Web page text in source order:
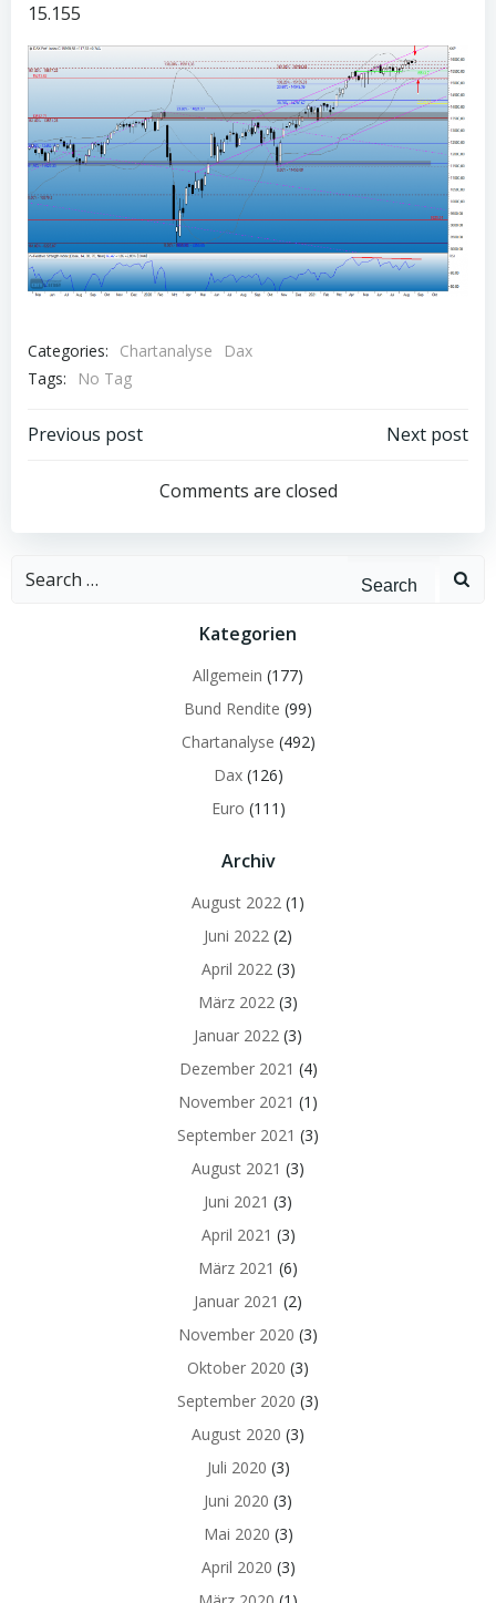
15.155
Categories: Chartanalyse
Dax
Tags:
No Tag
Post
navigation
Previous post
navigation
Next post
Comments are closed
Search
Kategorien
Allgemein (177)
Bund Rendite (99)
Chartanalyse (492)
Dax(126)
Euro (111)
Archiv
August 2022 (1)
Juni 2022 (2)
April 2022(3)
März 2022 (3)
Januar 2022 (3)
Dezember 2021 (4)
November 2021 (1)
September 2021 (3)
August 2021 (3)
Juni 2021 (3)
April 2021 (3)
März 2021 (6)
Januar 2021 (2)
November 2020 (3)
Oktober 2020 (3)
September 2020 (3)
August 2020 (3)
Juli 2020 (3)
Juni 2020 (3)
Mai 2020 (3)
April 2020 (3)